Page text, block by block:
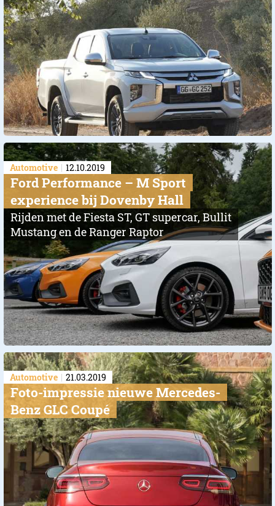
Automotive 12.10.2019
Ford Performance – M Sport
experience bij Dovenby Hall
Rijden met de Fiesta ST, GT supercar, Bullit
Mustang en de Ranger Raptor
Automotive 21.03.2019
Foto-impressie nieuwe Mercedes-
Benz GLC Coupé